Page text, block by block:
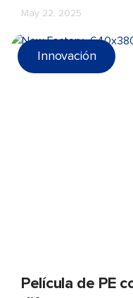
May 22, 2025
Innovación
Película de PE